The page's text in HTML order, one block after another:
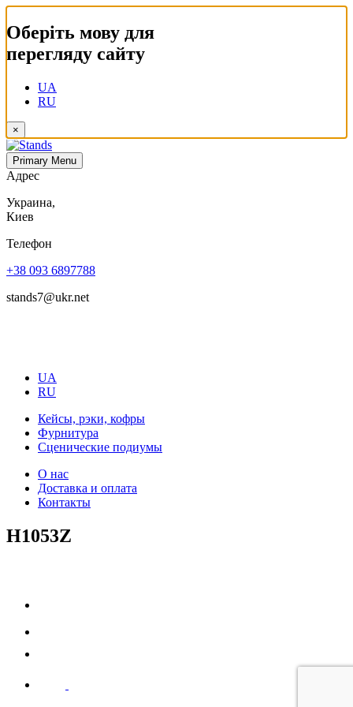
Оберіть мову для
перегляду сайту
UA
RU
×
Primary Menu
Адрес
Украина,
Киев
Телефон
+38 093 6897788
stands7@ukr.net
UA
RU
Кейсы, рэки, кофры
Фурнитура
Сценические подиумы
О нас
Доставка и оплата
Контакты
H1053Z